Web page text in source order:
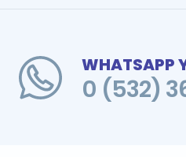
WHATSAPP
0 (532)